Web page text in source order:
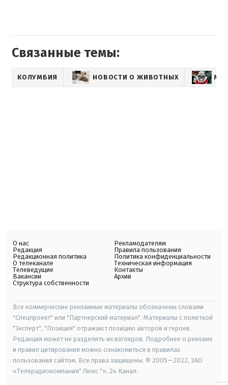
Связанные темы:
КОЛУМБИЯ НОВОСТИ О ЖИВОТНЫХ
О нас
Редакция
Редакционная политика
О телеканале
Телеведущие
Вакансии
Структура собственности
Рекламодателям
Правила пользования
Политика конфиденциальности
Техническая информация
Контакты
Архив
Все коммерческие рекламные материалы обозначены словами
"Спецпроект" или "Партнерский материал". Материалы с пометкой
"Эксперт", "Позиция" отражают позицию авторов и героев.
Редакция может не разделять их взглядов. Подробнее о рекламе
и правил цитирования можно ознакомиться в правилах
пользования сайтом. Все права защищены. © 2005—2022, ЗАО
«Телерадиокомпания" Люкс "», 24 Канал.